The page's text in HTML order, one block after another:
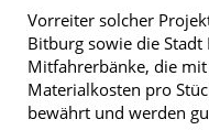
Vorreiter solcher
Bitburg sowie die
Mitfahrerbänke, die
Materialkosten pro
bewährt und werden